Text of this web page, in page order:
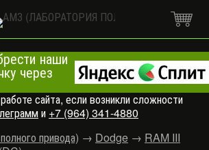
наши
через
сайта, если возникли сложности
и +7 (964) 341-4880
привода) → Dodge → RAM III